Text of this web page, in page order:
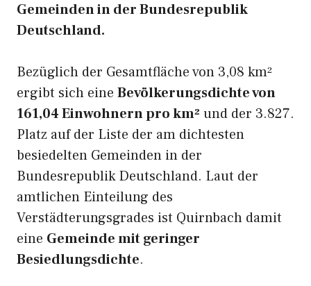
Gemeinden in der Bundesrepublik
Deutschland.
Bezüglich der Gesamtfläche von 3,08 km²
ergibt sich eine Bevölkerungsdichte von
161,04 Einwohnern pro km² und der 3.827.
Platz auf der Liste der am dichtesten
besiedelten Gemeinden in der
Bundesrepublik Deutschland. Laut der
amtlichen Einteilung des
Verstädterungsgrades ist Quirnbach damit
eine Gemeinde mit geringer
Besiedlungsdichte.